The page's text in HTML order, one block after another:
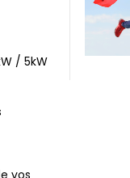
/ 5kW